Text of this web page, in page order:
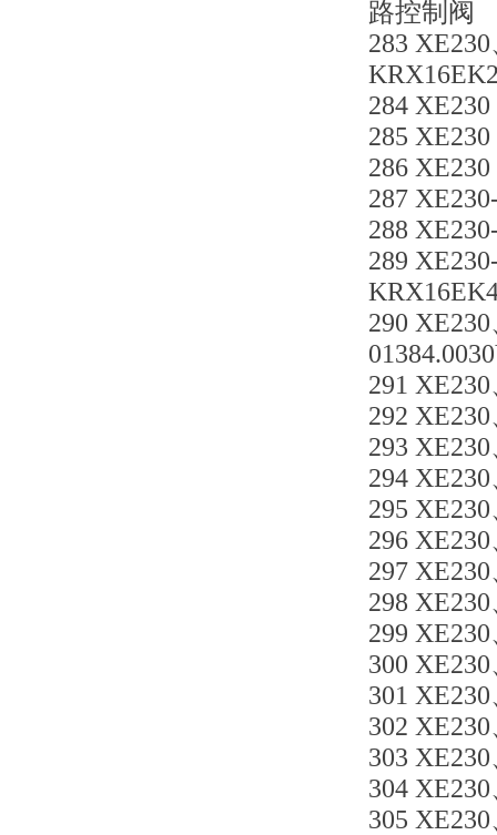
路控制阀
283
284
285
286
287
288
289
290
291
292
293
294
295
296
297
298
299
300
301
302
303
304
305